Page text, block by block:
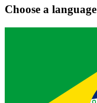
Choose a language